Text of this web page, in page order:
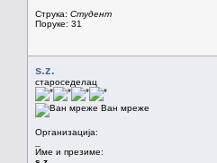
Струка: Студент
Поруке: 31
s.z.
староседелац
Ван мреже
Организација:
Име и презиме: